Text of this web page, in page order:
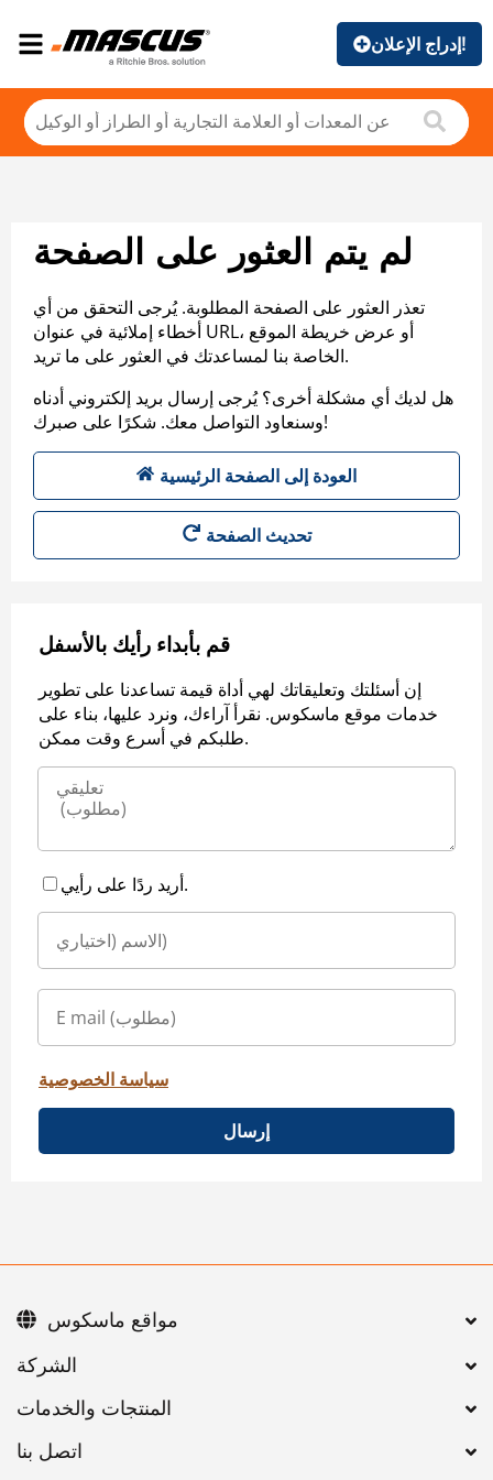
إدراج الإعلان!
لم يتم العثور على الصفحة
تعذر العثور على الصفحة المطلوبة. يُرجى التحقق من أي
أخطاء إملائية في عنوان URL، أو عرض خريطة الموقع
الخاصة بنا لمساعدتك في العثور على ما تريد.
هل لديك أي مشكلة أخرى؟ يُرجى إرسال بريد إلكتروني أدناه
وسنعاود التواصل معك. شكرًا على صبرك!
العودة إلى الصفحة الرئيسية
تحديث الصفحة
قم بأبداء رأيك بالأسفل
إن أسئلتك وتعليقاتك لهي أداة قيمة تساعدنا على تطوير
خدمات موقع ماسكوس. نقرأ آراءك، ونرد عليها، بناء على
طلبكم في أسرع وقت ممكن.
أريد ردًا على رأيي.
سياسة الخصوصية
إرسال
اتصل بنا
مواقع ماسكوس